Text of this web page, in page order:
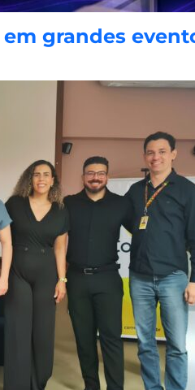
grandes